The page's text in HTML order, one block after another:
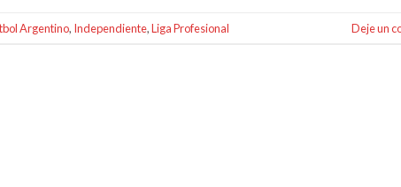
Argentino, Independiente,Liga Profesional Deje un